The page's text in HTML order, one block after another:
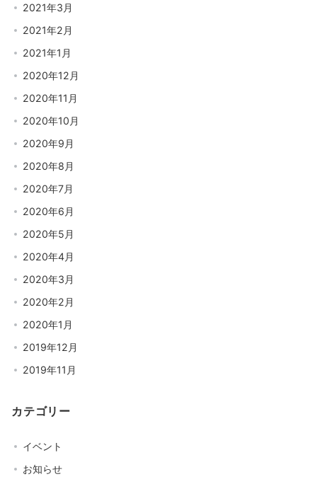
2021年3月
2021年2月
2021年1月
2020年12月
2020年11月
2020年10月
2020年9月
2020年8月
2020年7月
2020年6月
2020年5月
2020年4月
2020年3月
2020年2月
2020年1月
2019年12月
2019年11月
カテゴリー
イベント
お知らせ